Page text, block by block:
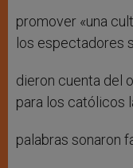
promover «una
los espectadores
dieron cuenta del
para los católicos
palabras sonaron